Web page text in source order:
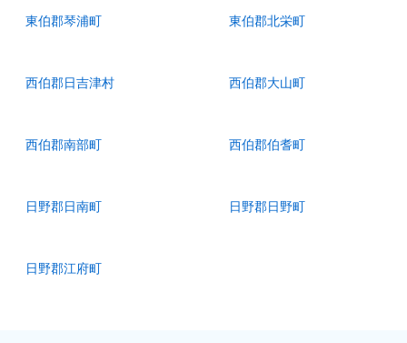
東伯郡琴浦町 東伯郡北栄町
西伯郡日吉津村 西伯郡大山町
西伯郡南部町 西伯郡伯耆町
日野郡日南町 日野郡日野町
日野郡江府町